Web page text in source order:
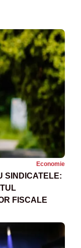
Economie
SINDICATELE:
FISCALE